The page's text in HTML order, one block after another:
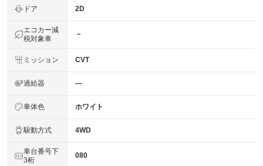
ドア 2D
エコカー減
税対象車
－
ミッション CVT
過給器 ―
車体色 ホワイト
駆動方式 4WD
車台番号下
3桁
080